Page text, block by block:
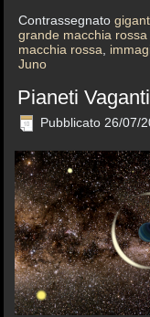
Contrassegnato
grande macchia
macchia rossa
Juno
Pianeti
Pubblicato 26/07/